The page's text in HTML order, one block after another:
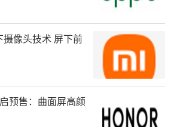
像头技术 屏下前
预售：曲面屏高颜